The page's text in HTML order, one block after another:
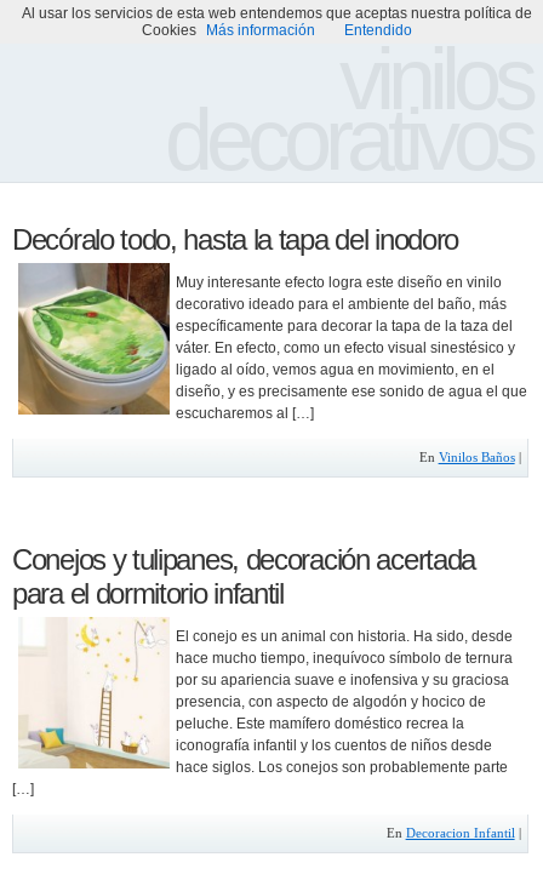
Portada Acerca de Galería de Vinilos Decorativos
Decóralo todo, hasta la tapa del inodoro
Muy interesante efecto logra este diseño en vinilo
decorativo ideado para el ambiente del baño, más
específicamente para decorar la tapa de la taza del
váter. En efecto, como un efecto visual sinestésico y
ligado al oído, vemos agua en movimiento, en el
diseño, y es precisamente ese sonido de agua el que
escucharemos al […]
En Vinilos Baños|
Conejos y tulipanes, decoración acertada
para el dormitorio infantil
El conejo es un animal con historia. Ha sido, desde
hace mucho tiempo, inequívoco símbolo de ternura
por su apariencia suave e inofensiva y su graciosa
presencia, con aspecto de algodón y hocico de
peluche. Este mamífero doméstico recrea la
iconografía infantil y los cuentos de niños desde
hace siglos. Los conejos son probablemente parte
[…]
En Decoracion Infantil
Al usar los servicios de esta web entendemos que aceptas nuestra política de
Cookies
Más información Entendido